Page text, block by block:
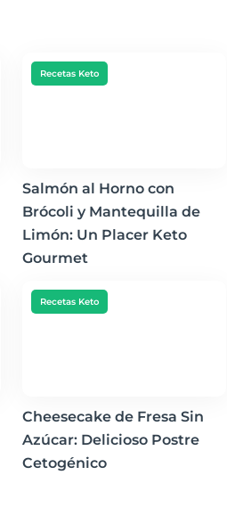
Recetas Keto
Salmón al Horno con
Brócoli y Mantequilla de
Limón: Un Placer Keto
Gourmet
Recetas Keto
Cheesecake de Fresa Sin
Azúcar: Delicioso Postre
Cetogénico